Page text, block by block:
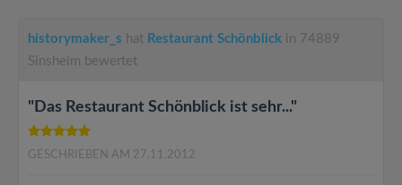
historymaker_s hat Restaurant Schönblick in 74889
Sinsheim bewertet
"Das Restaurant Schönblick ist sehr..."
GESCHRIEBEN AM 27.11.2012